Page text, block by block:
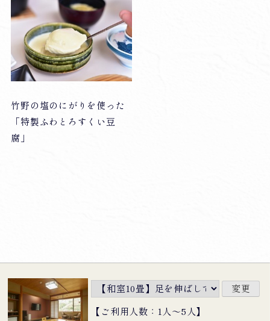
竹野の塩のにがりを使った
「特製ふわとろすくい豆
腐」
【ご利用人数：1人〜5人】